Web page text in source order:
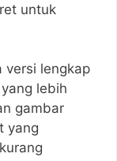
untuk
versi lengkap
lebih
gambar
yang